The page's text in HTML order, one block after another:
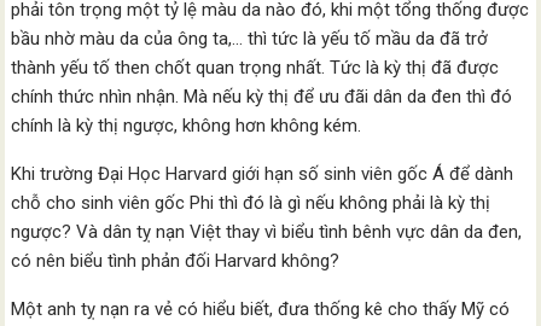
phải tôn trọng một tỷ lệ màu da nào đó, khi một tổng thống được
bầu nhờ màu da của ông ta,… thì tức là yếu tố mầu da đã trở
thành yếu tố then chốt quan trọng nhất. Tức là kỳ thị đã được
chính thức nhìn nhận. Mà nếu kỳ thị để ưu đãi dân da đen thì đó
chính là kỳ thị ngược, không hơn không kém.
Khi trường Đại Học Harvard giới hạn số sinh viên gốc Á để dành
chỗ cho sinh viên gốc Phi thì đó là gì nếu không phải là kỳ thị
ngược? Và dân tỵ nạn Việt thay vì biểu tình bênh vực dân da đen,
có nên biểu tình phản đối Harvard không?
Một anh tỵ nạn ra vẻ có hiểu biết, đưa thống kê cho thấy Mỹ có